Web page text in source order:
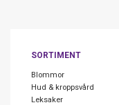
SORTIMENT
Blommor
Hud & kroppsvård
Leksaker